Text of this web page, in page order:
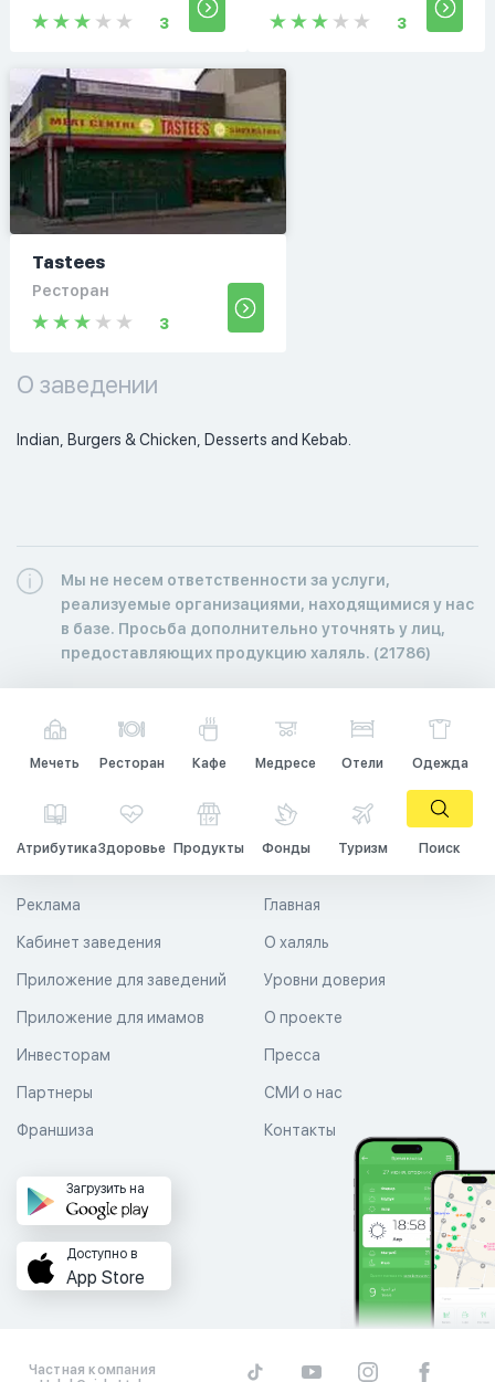
3
3
Tastees
Ресторан
3
О заведении
Indian, Burgers & Chicken, Desserts and Kebab.
Мы не несем ответственности за услуги,
реализуемые организациями, находящимися у нас
в базе. Просьба дополнительно уточнять у лиц,
предоставляющих продукцию халяль. (21786)
Мечеть Ресторан Кафе Медресе Отели Одежда
АтрибутикаЗдоровье Продукты Фонды Туризм Поиск
Главная
О халяль
Уровни доверия
Реклама
Кабинет заведения
Приложение для заведений
Приложение для имамов О проекте
Пресса
СМИ о нас
Контакты
Инвесторам
Партнеры
Франшиза
Загрузить на
Доступно в
App Store
Частная компания